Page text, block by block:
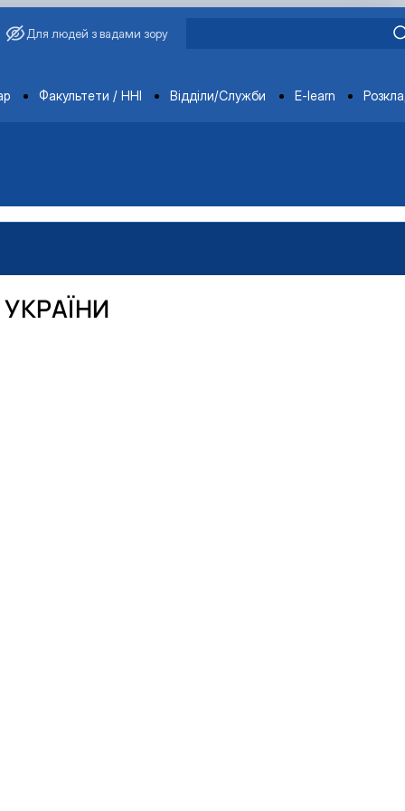
Для людей з вадами зору
Факультети / ННІ Відділи/Служби E-learn